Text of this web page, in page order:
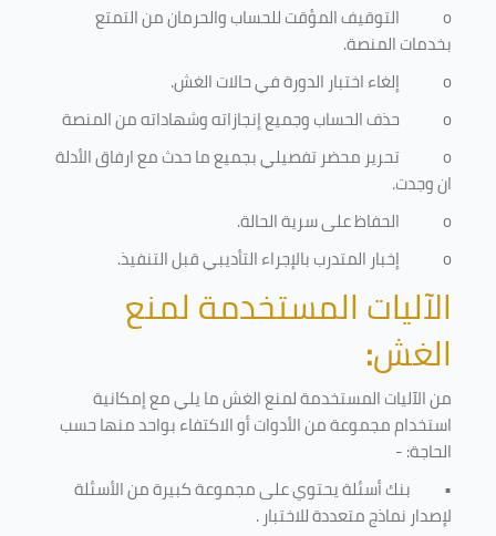
o
التوقيف المؤقت للحساب والحرمان من التمتع
بخدمات المنصة.
o
إلغاء اختبار الدورة في حالات الغش.
o
حذف الحساب وجميع إنجازاته وشهاداته من المنصة
o
تحرير محضر تفصيلي بجميع ما حدث مع ارفاق الأدلة
ان وجدت.
o
الحفاظ على سرية الحالة.
o
إخبار المتدرب بالإجراء التأديبي قبل التنفيذ.
الآليات المستخدمة لمنع
الغش:
من الآليات المستخدمة لمنع الغش ما يلي مع إمكانية
استخدام مجموعة من الأدوات أو الاكتفاء بواحد منها حسب
الحاجة: -
• بنك أسئلة يحتوي على مجموعة كبيرة من الأسئلة
لإصدار نماذج متعددة للاختبار.